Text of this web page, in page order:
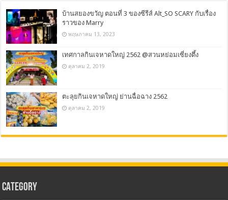
บ้านสยองขวัญ ตอนที่ 3 ของซีรีส์ Alt_SO SCARY กับเรื่อง
ราวของ Marry
พฤษภาคม 13, 2023
เทศกาลกินเจหาดใหญ่ 2562 @สวนหย่อมเซี่ยงตึ้ง
ตุลาคม 2, 2019
ตะลุยกินเจหาดใหญ่ ย่านฉื่อฉาง 2562
ตุลาคม 2, 2019
CATEGORY